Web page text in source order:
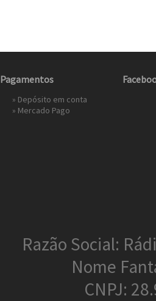
Pagamentos
» Depósito em conta
» Mercado Pago
Razão Social:
Nome
CNPJ: